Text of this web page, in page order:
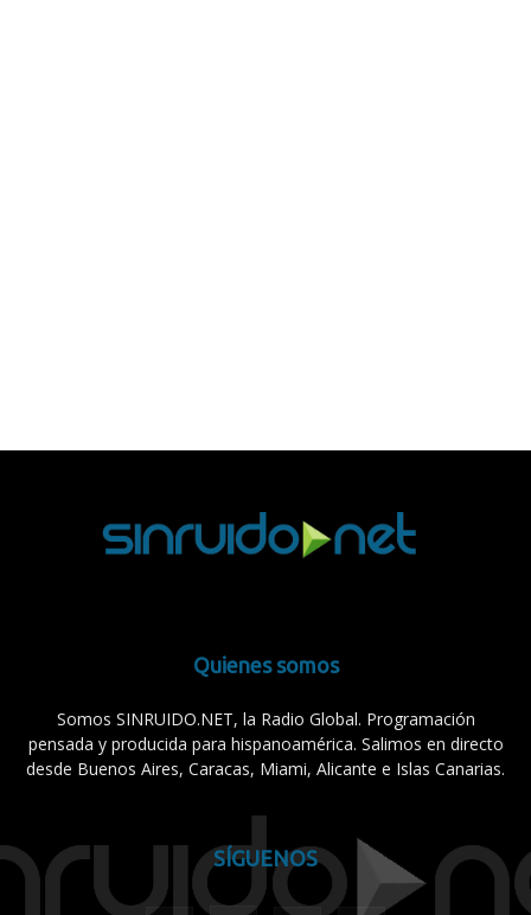
Quienes somos
Somos SINRUIDO.NET, la Radio Global. Programación
pensada y producida para hispanoamérica. Salimos en directo
desde Buenos Aires, Caracas, Miami, Alicante e Islas Canarias.
SÍGUENOS